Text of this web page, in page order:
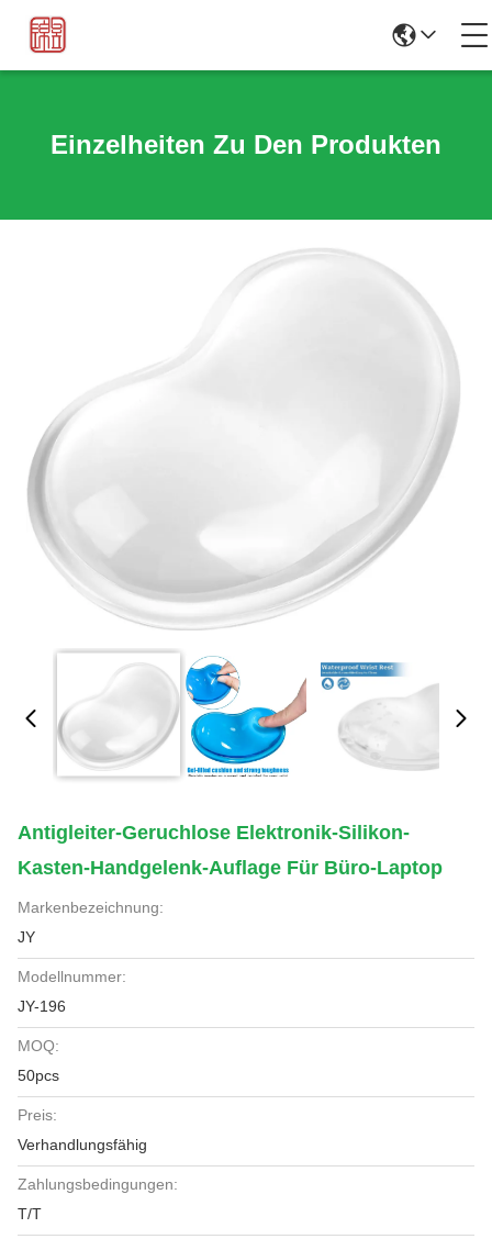
Einzelheiten Zu Den Produkten
Antigleiter-Geruchlose Elektronik-Silikon-
Kasten-Handgelenk-Auflage Für Büro-Laptop
Markenbezeichnung:
JY
Modellnummer:
JY-196
MOQ:
50pcs
Preis:
Verhandlungsfähig
Zahlungsbedingungen:
T/T